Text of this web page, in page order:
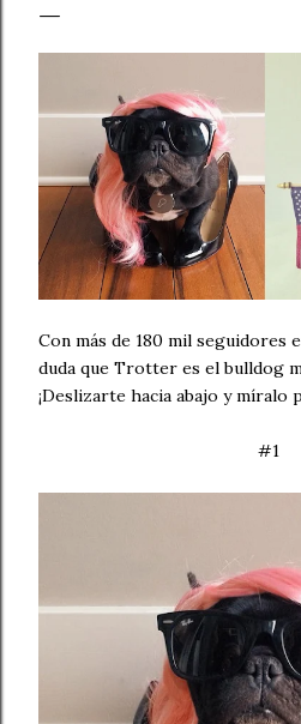
Con más de 180 mil seguidores
duda que Trotter es el bulldog
¡Deslizarte hacia abajo y míralo
#1